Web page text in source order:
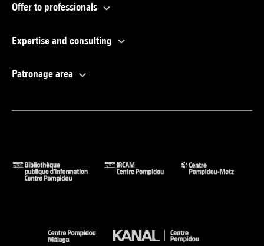
Offer to professionals
Expertise and consulting
Patronage area